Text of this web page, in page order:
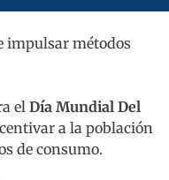
impulsar métodos
el Día Mundial Del
a la población
de consumo.